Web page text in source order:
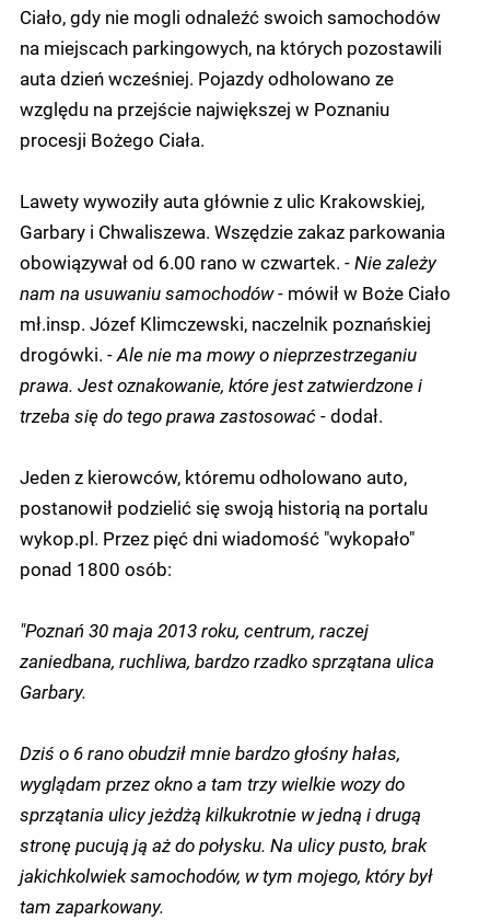
Ciało, gdy nie mogli odnaleźć swoich samochodów
na miejscach parkingowych, na których pozostawili
auta dzień wcześniej. Pojazdy odholowano ze
względu na przejście największej w Poznaniu
procesji Bożego Ciała.
Lawety wywoziły auta głównie z ulic Krakowskiej,
Garbary i Chwaliszewa. Wszędzie zakaz parkowania
obowiązywał od 6.00 rano w czwartek. - Nie zależy
nam na usuwaniu samochodów - mówił w Boże Ciało
mł.insp. Józef Klimczewski, naczelnik poznańskiej
drogówki. - Ale nie ma mowy o nieprzestrzeganiu
prawa. Jest oznakowanie, które jest zatwierdzone i
trzeba się do tego prawa zastosować -dodał.
Jeden z kierowców, któremu odholowano auto,
postanowił podzielić się swoją historią na portalu
wykop.pl. Przez pięć dni wiadomość "wykopało"
ponad 1800 osób:
"Poznań 30 maja 2013 roku, centrum, raczej
zaniedbana, ruchliwa, bardzo rzadko sprzątana ulica
Garbary.
Dziś o 6 rano obudził mnie bardzo głośny hałas,
wyglądam przez okno a tam trzy wielkie wozy do
sprzątania ulicy jeżdżą kilkukrotnie w jedną i drugą
stronę pucują ją aż do połysku. Na ulicy pusto, brak
jakichkolwiek samochodów, w tym mojego, który był
tam zaparkowany.